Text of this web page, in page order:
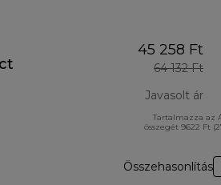
45 258 Ft
64 132 Ft
Javasolt ár
Tartalmazza az
összegét 9622 Ft
Összehasonlítás